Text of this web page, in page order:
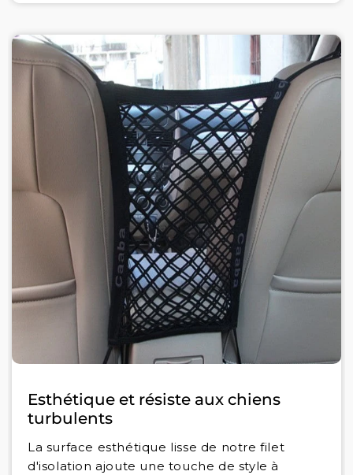
Esthétique et résiste aux chiens
turbulents
La surface esthétique lisse de notre filet
d'isolation ajoute une touche de style à